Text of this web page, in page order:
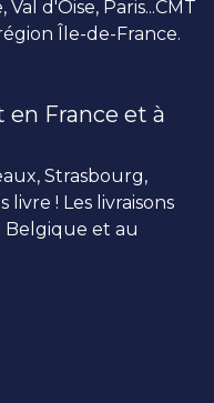
d'Oise, Paris...CMT
Île-de-France.
en France et à
Strasbourg,
livre ! Les livraisons
Belgique et au